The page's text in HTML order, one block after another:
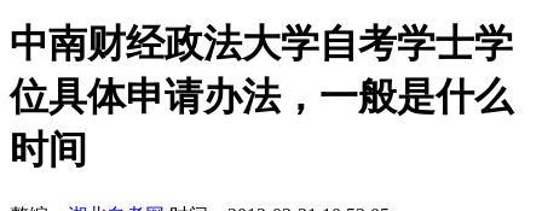
中南财经政法大学自考学士学
位具体申请办法，一般是什么
时间